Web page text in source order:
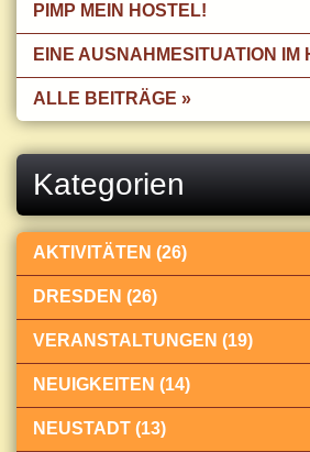
PIMP MEIN HOSTEL!
EINE AUSNAHMESITUATION IM
ALLE BEITRÄGE »
Kategorien
AKTIVITÄTEN (26)
DRESDEN (26)
VERANSTALTUNGEN (19)
NEUIGKEITEN (14)
NEUSTADT (13)